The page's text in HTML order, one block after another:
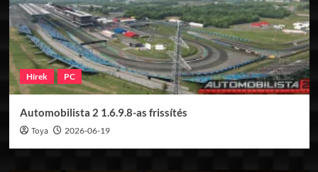
Hírek PC
Automobilista 2 1.6.9.8-as frissítés
Toya 2026-06-19